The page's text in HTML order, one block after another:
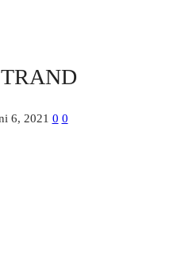
6, 2021 0 0